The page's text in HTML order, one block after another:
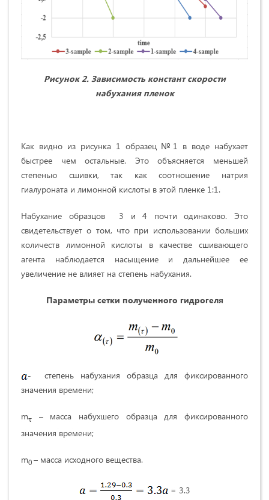
Рисунок 2. Зависимость констант скорости
набухания пленок
Как видно из рисунка 1 образец №1 в воде набухает
быстрее чем остальные. Это объясняется меньшей
степенью сшивки, так как соотношение натрия
гиалуроната и лимонной кислоты в этой пленке 1:1.
Набухание образцов 3 и 4 почти одинаково. Это
свидетельствует о том, что при использовании больших
количеств лимонной кислоты в качестве сшивающего
агента наблюдается насыщение и дальнейшее ее
увеличение не влияет на степень набухания.
Параметры сетки полученного гидрогеля
- степень набухания образца для фиксированного
значения времени;
mτ – масса набухшего образца для фиксированного
значения времени;
m0– масса исходного вещества.
= 3.3